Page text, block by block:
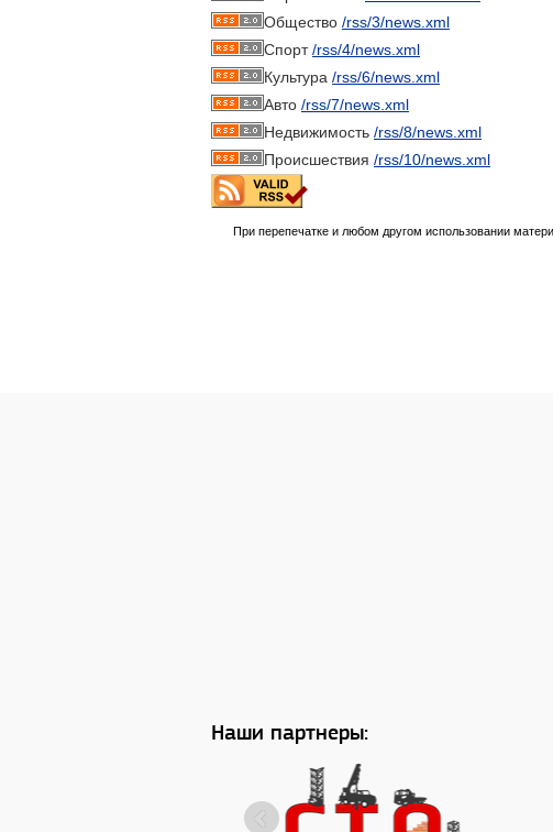
Общество /rss/3/news.xml
Спорт/rss/4/news.xml
Культура /rss/6/news.xml
Авто /rss/7/news.xml
Недвижимость /rss/8/news.xml
Происшествия /rss/10/news.xml
При перепечатке и любом другом использовании
Наши партнеры: